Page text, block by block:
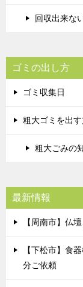
回収出来な
ゴミの出し方
ゴミ収集日
粗大ゴミを出
粗大ごみの
最新情報
【周南市】仏
【下松市】食
分ご依頼